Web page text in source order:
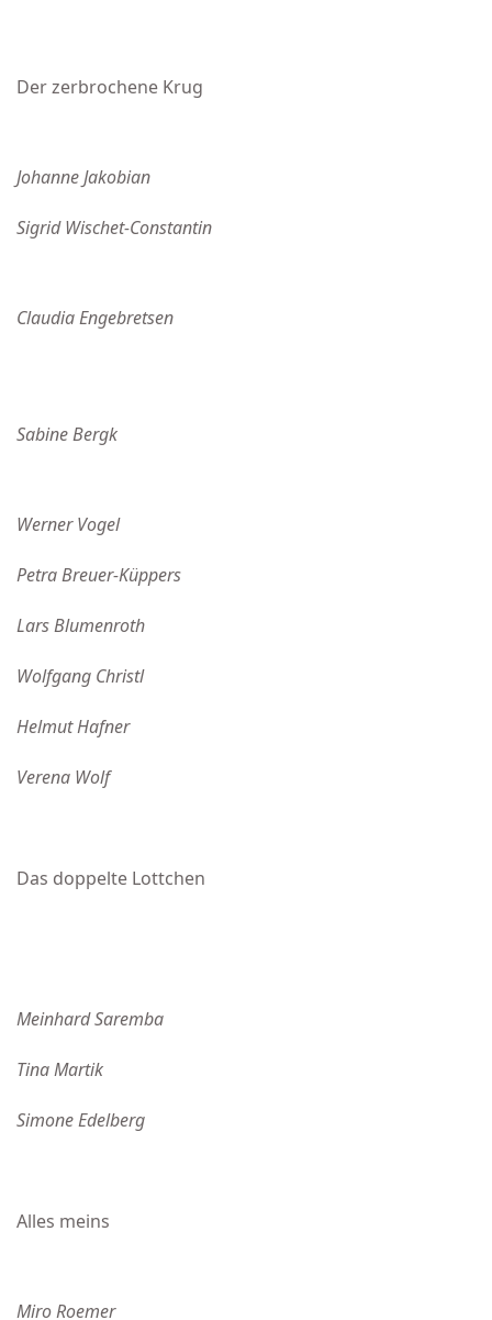
Der zerbrochene Krug
Johanne Jakobian
Sigrid Wischet-Constantin
Claudia Engebretsen
Sabine Bergk
Werner Vogel
Petra Breuer-Küppers
Lars Blumenroth
Wolfgang Christl
Helmut Hafner
Verena Wolf
Das doppelte Lottchen
Meinhard Saremba
Tina Martik
Simone Edelberg
Alles meins
Miro Roemer